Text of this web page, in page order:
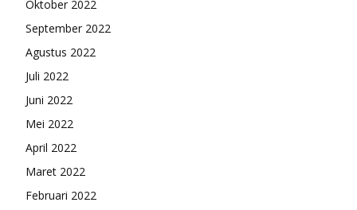
Oktober 2022
September 2022
Agustus 2022
Juli 2022
Juni 2022
Mei 2022
April 2022
Maret 2022
Februari 2022